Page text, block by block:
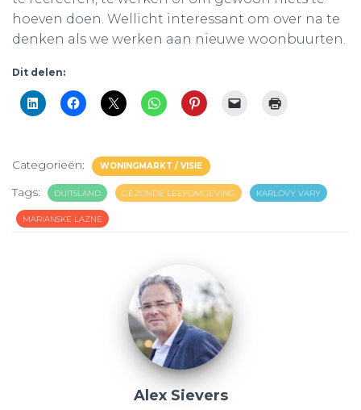
hoeven doen. Wellicht interessant om over na te
denken als we werken aan nieuwe woonbuurten.
Dit delen:
Categorieën: WONINGMARKT / VISIE
Tags: DUITSLAND GEZONDE LEEFOMGEVING KARLOVY VARY
MARIANSKE LAZNE
Alex Sievers